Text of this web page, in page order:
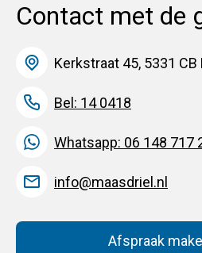
Contact met de
Kerkstraat 45, 5331 CB
Bel: 14 0418
Whatsapp: 06 148 717
info@maasdriel.nl
Afspraak(Deze